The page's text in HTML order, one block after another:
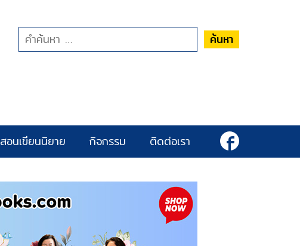
ค้นหา
สอนเขียนนิยาย กิจกรรม ติดต่อเรา